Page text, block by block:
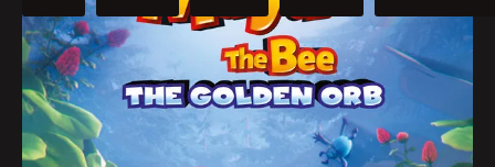
Serije
Sinkronizirani
crtiči